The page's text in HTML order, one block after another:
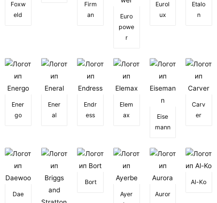
Foxw
eld
Firm
an
Euro
powe
r
Eurol
ux
Etalo
n
Ener
go
Ener
al
Endr
ess
Elem
ax
Eise
mann
Carv
er
Dae
Bort
Ayer
Auror
Al-Ko